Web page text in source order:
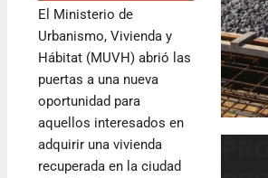
El Ministerio de
Urbanismo, Vivienda y
Hábitat (MUVH) abrió las
puertas a una nueva
oportunidad para
aquellos interesados en
adquirir una vivienda
recuperada en la ciudad